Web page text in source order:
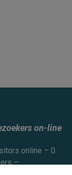
on-line
online – 0:
–